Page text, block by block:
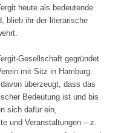
heute als bedeutende
blieb ihr der literarische
Gesellschaft gegründet
mit Sitz in Hamburg.
überzeugt, dass das
Bedeutung ist und bis
sich dafür ein,
und Veranstaltungen – z.